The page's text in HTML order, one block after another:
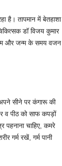
है। तापमान में बेतहाशा
डॉ विजय कुमार
और जन्म के समय वजन
सीने पर कंगारू की
व पीठ को साफ कपड़ों
पहनाना चाहिए, कमरे
गर्म रखें, गर्म पानी